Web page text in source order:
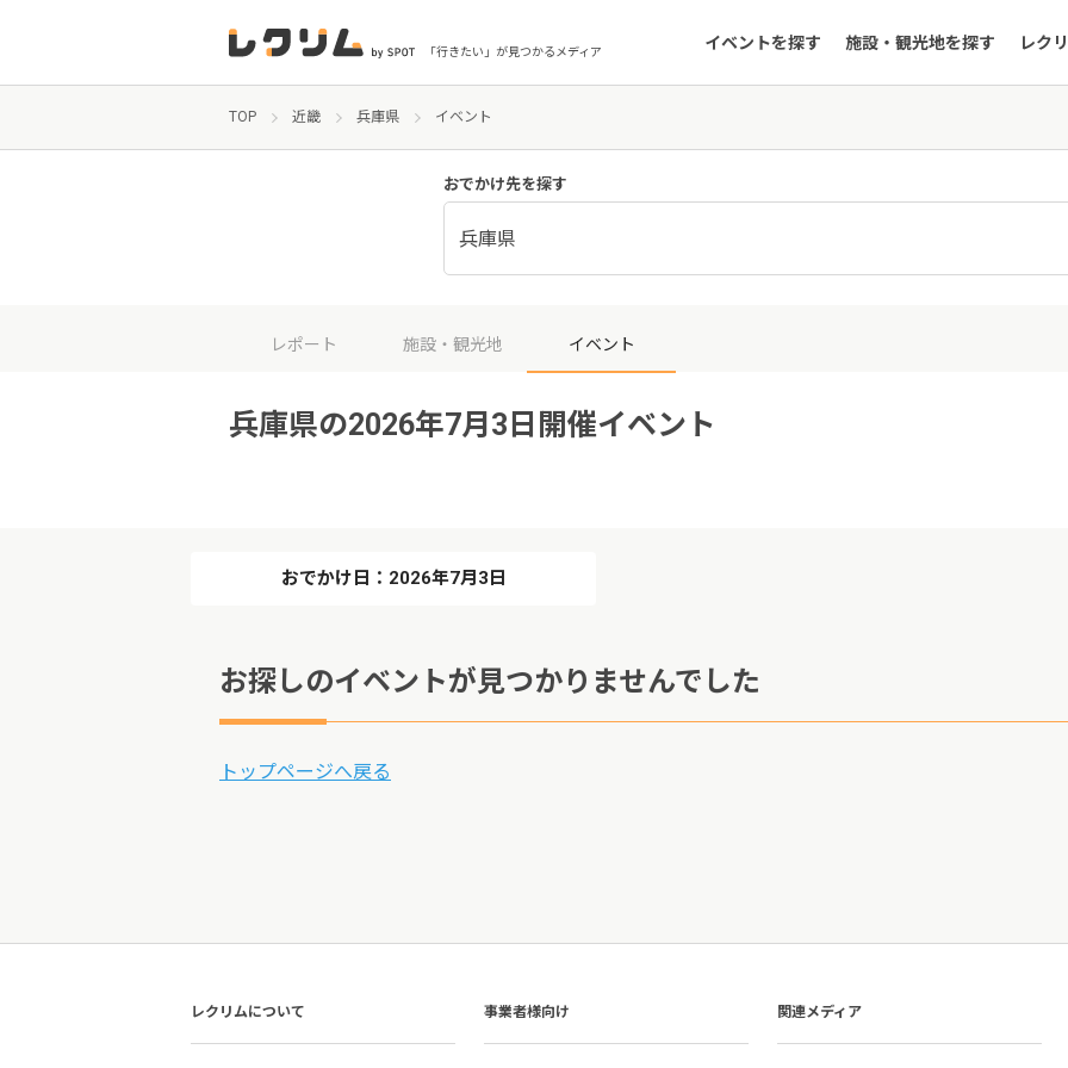
「行きたい」が見つかるメディア イベントを探す 施設・観光地を探す レク
TOP 近畿 兵庫県 イベント
おでかけ先を探す
兵庫県
レポート 施設・観光地 イベント
兵庫県の2026年7月3日開催イベント
おでかけ日：2026年7月3日
お探しのイベントが見つかりませんでした
トップページへ戻る
レクリムについて 事業者様向け 関連メディア